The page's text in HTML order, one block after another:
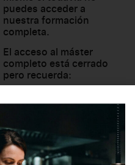
puedes acceder a
nuestra formación
completa.
El acceso al máster
completo está cerrado
pero recuerda:
un curso, masterclass o
en Gastro B Academy,
importe que pagues se
irá descontando del